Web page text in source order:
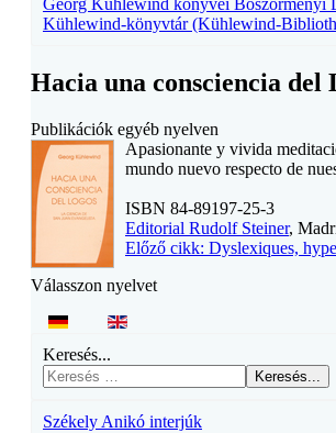
Georg Kühlewind könyvei Böszörményi
Kühlewind-könyvtár (Kühlewind-
Hacia una consciencia del
Publikációk egyéb nyelven
Apasionante y vivida
mundo nuevo respecto de
ISBN 84-89197-25-3
Editorial Rudolf Steiner,
Előző cikk: Dyslexiques,
Válasszon nyelvet
Keresés...
Keresés...
Székely Anikó interjúk